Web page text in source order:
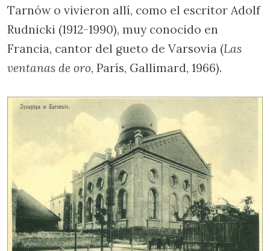
Tarnów o vivieron allí, como el escritor Adolf
Rudnicki (1912-1990), muy conocido en
Francia, cantor del gueto de Varsovia (Las
ventanas de oro, París, Gallimard, 1966).